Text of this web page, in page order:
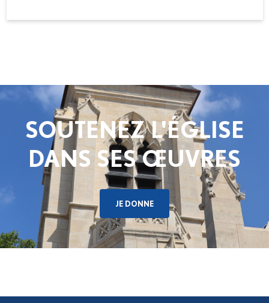
SOUTENEZ L'ÉGLISE
DANS SES ŒUVRES
JE DONNE